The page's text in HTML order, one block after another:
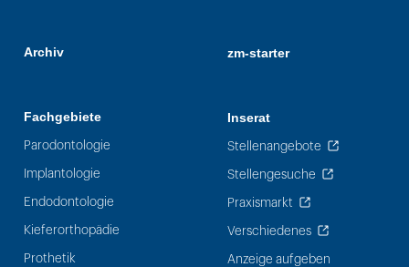
Archiv
Fachgebiete
Parodontologie
Implantologie
Endodontologie
Kieferorthopädie
Prothetik
zm-starter
Inserat
Stellenangebote
Stellengesuche
Praxismarkt
Verschiedenes
Anzeige aufgeben